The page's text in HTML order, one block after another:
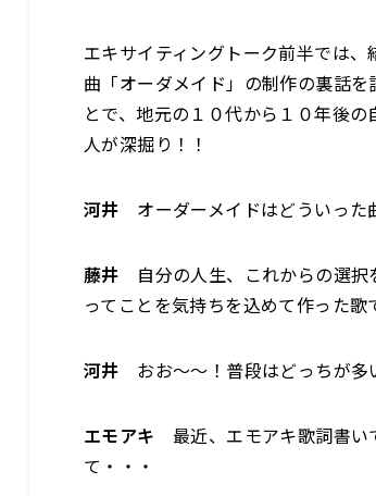
エキサイティングトーク前半では、
曲 「オーダメイド」の制作の裏話
とで、地元の１０代から１０年後
人が深掘り！！
河井 オーダーメイドはどういった
藤井 自分の人生、これからの選
ってことを気持ちを込めて作った歌
河井 おお〜〜！普段はどっちが多
エモアキ 最近、エモアキ歌詞書い
て・・・